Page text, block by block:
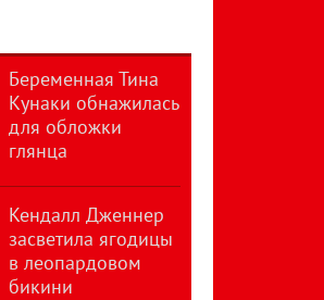
Беременная Тина
Кунаки обнажилась
для обложки
глянца
Кендалл Дженнер
засветила ягодицы
в леопардовом
бикини